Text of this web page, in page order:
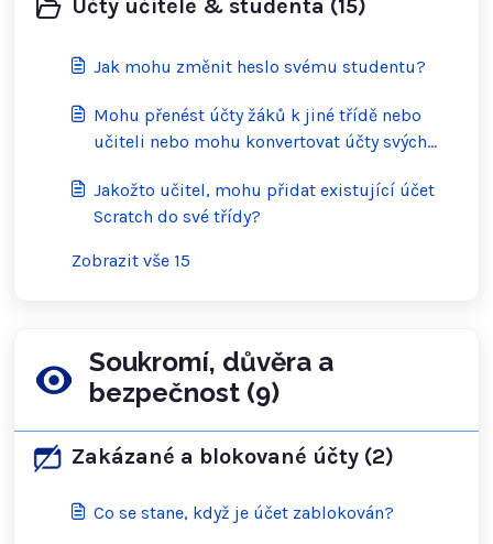
Účty učitele & studenta (15)
Jak mohu změnit heslo svému studentu?
Mohu přenést účty žáků k jiné třídě nebo
učiteli nebo mohu konvertovat účty svých
Jakožto učitel, mohu přidat existující účet
Scratch do své třídy?
Zobrazit vše 15
Soukromí, důvěra a
bezpečnost (9)
Zakázané a blokované účty (2)
Co se stane, když je účet zablokován?